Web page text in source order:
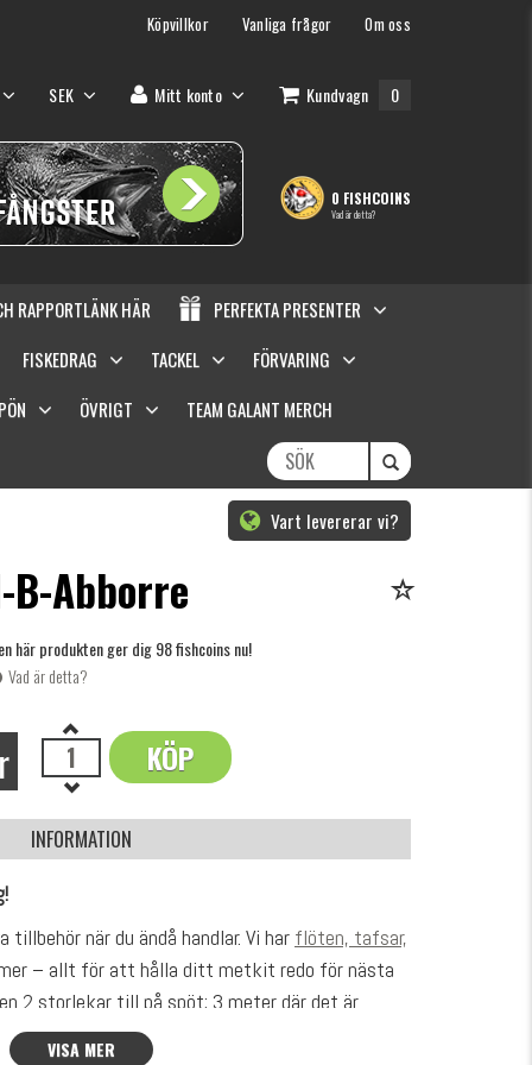
Köpvillkor Vanliga frågor Om oss
SEK Mitt konto Kundvagn 0
0 FISHCOINS
Vad är detta?
RAPPORTLÄNK HÄR
PERFEKTA PRESENTER
FISKEDRAG TACKEL
FÖRVARING
ÖVRIGT
TEAM GALANT MERCH
Vart levererar vi?
B-Abborre
här produkten ger dig 98 fishcoins nu!
Vad är detta?
KÖP
OK
INFORMATION
när du ändå handlar. Vi har flöten, tafsar,
– allt för att hålla ditt metkit redo för nästa
2 storlekar till på spöt; 3 meter där det är
där du vill komma så lång ut som möjligt!
VISA MER